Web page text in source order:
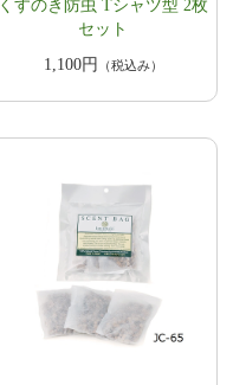
くすのき防虫 Tシャツ型 2枚
セット
1,100円
（税込み）